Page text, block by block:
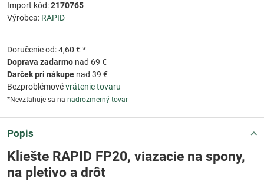
Import kód:2170765
Výrobca: RAPID
Doručenie od: 4,60 € *
Doprava zadarmo nad 69 €
Darček pri nákupe nad 39 €
Bezproblémovévrátenie tovaru
*Nevzťahuje sa na nadrozmerný tovar
Popis
Kliešte RAPID FP20, viazacie na spony,
na pletivo a drôt